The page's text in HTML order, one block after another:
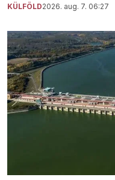
KÜLFÖLD2026. aug. 7. 06:27